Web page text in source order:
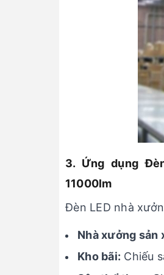
3. Ứng dụng
11000lm
Đèn LED nhà
Nhà xưởng sản
Kho bãi: Chiếu